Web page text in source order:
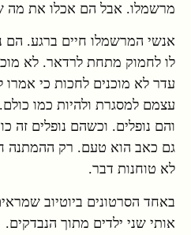
מרשמלו. אבל הם אכלו את מה
אנשי המרשמלו חיים ברגע. הם
לו לחמוק מתחת לרדאר. לא
עדר לא מוכנים לחכות כי
עצמם למסגרת ולהיות כמו כולם.
והם נופלים. וכשהם נופלים זה
גם כאב הוא טעם. רק ההמתנה
לא טוחנות דבר.
באחד הסרטונים ביוטיוב
אותי שני ילדים מתוך הנבדקים.